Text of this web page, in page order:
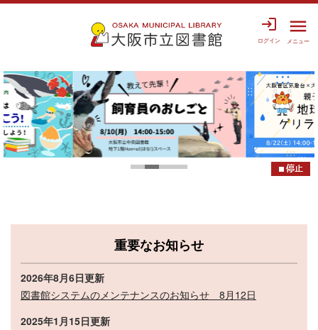
login
ログイン
menu
メニュー
重要なお知らせ
2026年8月6日更新
図書館システムのメンテナンスのお知らせ 8月12日
2025年1月15日更新